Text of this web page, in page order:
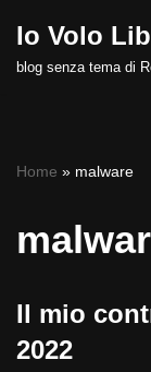
Vai
Io Volo
blog senza tema di
Home » malware
Il mio
2022